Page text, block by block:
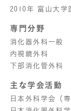
2010年 富山大学
専門分野
消化器外科一般
内視鏡外科
下部消化管外科
主な学会活動
日本外科学会（専